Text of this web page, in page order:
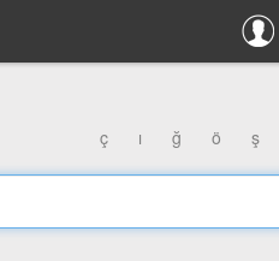
ç ı ğ ö ş